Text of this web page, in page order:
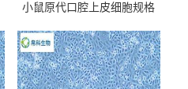
小鼠原代口腔上皮细胞规格